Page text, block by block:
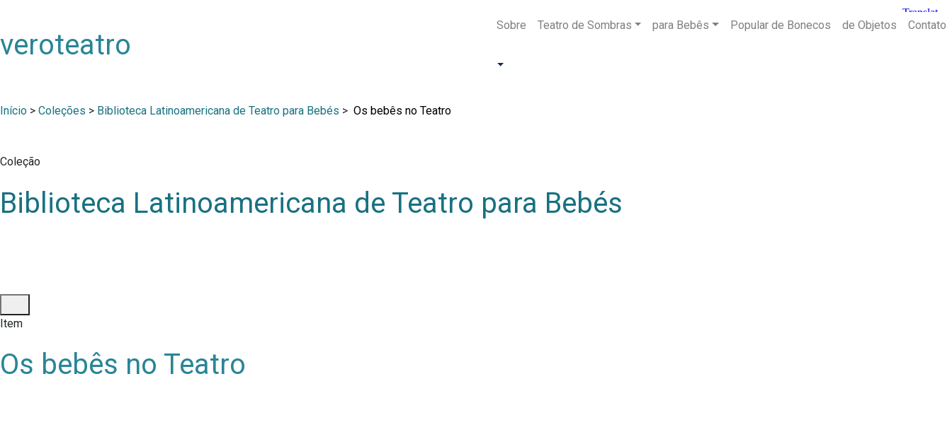
veroteatro
Sobre Teatro de Sombras para Bebês Popular de Bonecos de Objetos Contato
Início > Coleções > Biblioteca Latinoamericana de Teatro para Bebés > Os bebês no Teatro
Coleção
Biblioteca Latinoamericana de Teatro para Bebés
Item
Os bebês no Teatro